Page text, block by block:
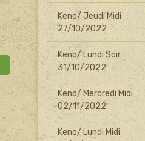
Keno/ Jeudi Midi
27/10/2022
Keno/ Lundi Soir
31/10/2022
Keno/ Mercredi Midi
02/11/2022
Keno/ Lundi Midi